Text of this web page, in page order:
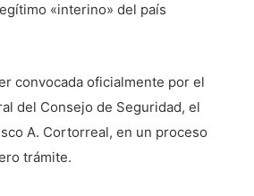
«interino» del país
convocada oficialmente por el
del Consejo de Seguridad, el
A. Cortorreal, en un proceso
trámite.